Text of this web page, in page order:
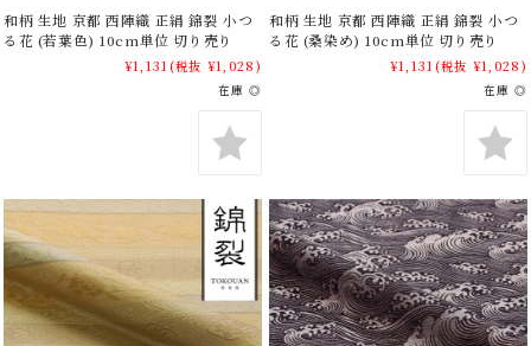
和柄 生地 京都 西陣織 正絹 錦裂 小つ
る花 (若葉色) 10cm単位 切り売り
¥1,131 (税抜 ¥1,028)
在庫 ◎
和柄 生地 京都 西陣織 正絹 錦裂 小つ
る花 (桑染め) 10cm単位 切り売り
¥1,131 (税抜 ¥1,028)
在庫 ◎